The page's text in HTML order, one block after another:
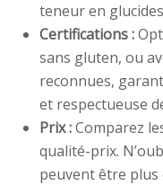
teneur en
Certifications :
sans gluten, ou
reconnues,
et respectueuse
Prix :Comparez
qualité-prix.
peuvent être plus